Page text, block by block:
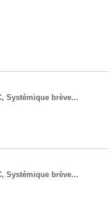
Systémique brève...
Systémique brève...